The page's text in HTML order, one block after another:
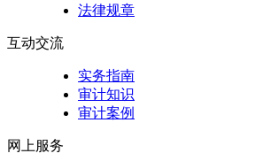
法律规章
互动交流
实务指南
审计知识
审计案例
网上服务